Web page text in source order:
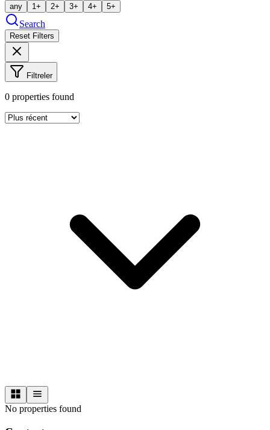
any 1+ 2+ 3+ 4+ 5+
Search
Reset Filters
Filtreler
0 properties found
No properties found